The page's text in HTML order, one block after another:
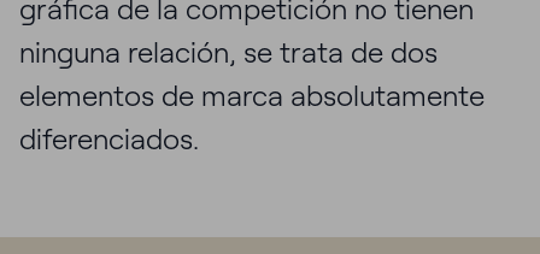
gráfica de la competición no tienen
ninguna relación, se trata de dos
elementos de marca absolutamente
diferenciados.